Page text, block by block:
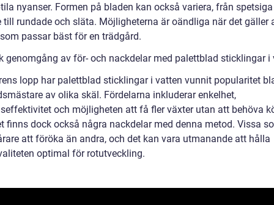
nyanser. Formen på bladen kan också variera, från
till rundade och släta. Möjligheterna är oändliga när det gäller
passar bäst för en trädgård.
genomgång av för- och nackdelar med palettblad sticklingar i
lopp har palettblad sticklingar i vatten vunnit popularitet
av olika skäl. Fördelarna inkluderar enkelhet,
och möjligheten att få fler växter utan att behöva
finns dock också några nackdelar med denna metod. Vissa
att föröka än andra, och det kan vara utmanande att hålla
optimal för rotutveckling.